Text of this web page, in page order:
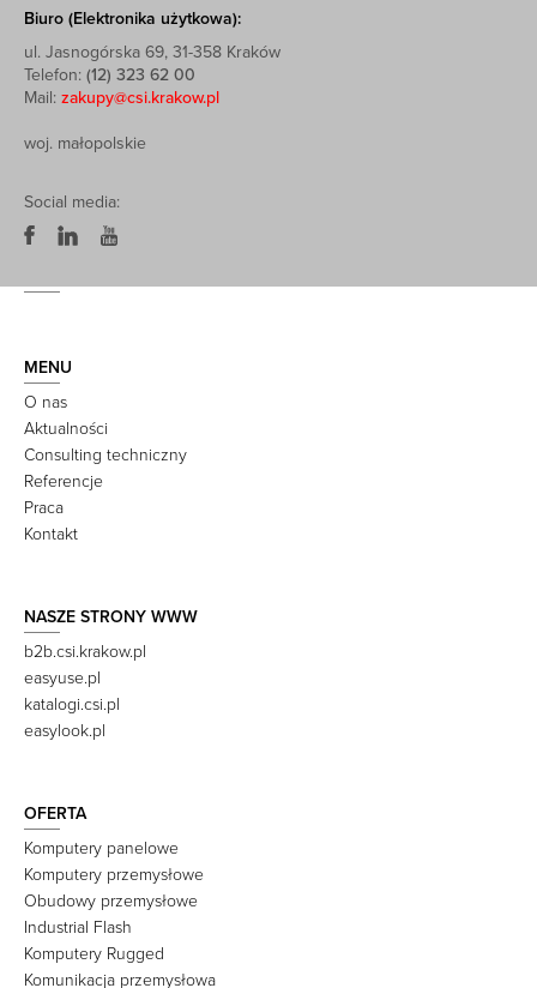
Biuro (Elektronika użytkowa):
ul. Jasnogórska 69, 31-358 Kraków
Telefon: (12) 323 62 00
Mail: zakupy@csi.krakow.pl
woj. małopolskie
Social media:
MENU
O nas
Aktualności
Consulting techniczny
Referencje
Praca
Kontakt
NASZE STRONY WWW
b2b.csi.krakow.pl
easyuse.pl
katalogi.csi.pl
easylook.pl
OFERTA
Komputery panelowe
Komputery przemysłowe
Obudowy przemysłowe
Industrial Flash
Komputery Rugged
Komunikacja przemysłowa